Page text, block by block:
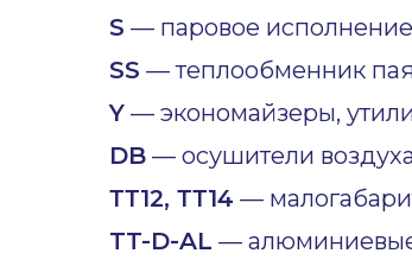
S — паровое
SS — теплообменник
Y — экономайзеры,
DB — осушители
ТТ12, ТТ14 —
TT-D-AL —